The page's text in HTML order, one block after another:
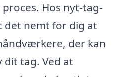
Hos nyt-tag-
det nemt for dig at
der kan
tag. Ved at